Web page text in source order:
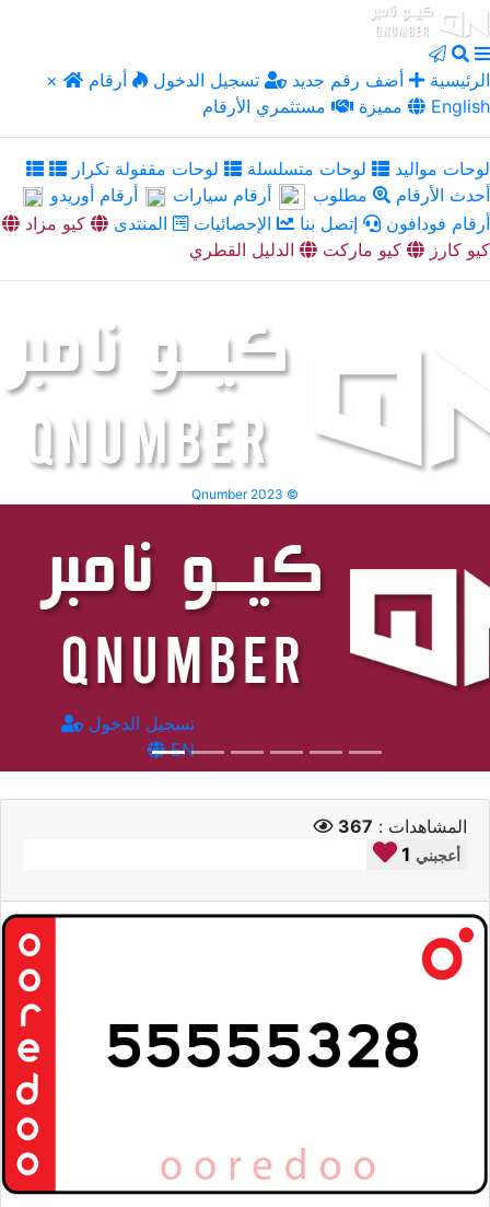
× الرئيسية أضف رقم جديد تسجيل الدخول
أرقام
مميزة
مستثمري الأرقام English
لوحات مواليد لوحات متسلسلة
لوحات مقفولة تكرار
أحدث الأرقام
مطلوب أرقام سيارات
أرقام أوريدو
أرقام فودافون
إتصل بنا الإحصائيات المنتدى
كيو مزاد
كيو كارز
كيو ماركت الدليل القطري
Qnumber 2023 ©
تسجيل الدخول
EN
المشاهدات : 367
1 أعجبني